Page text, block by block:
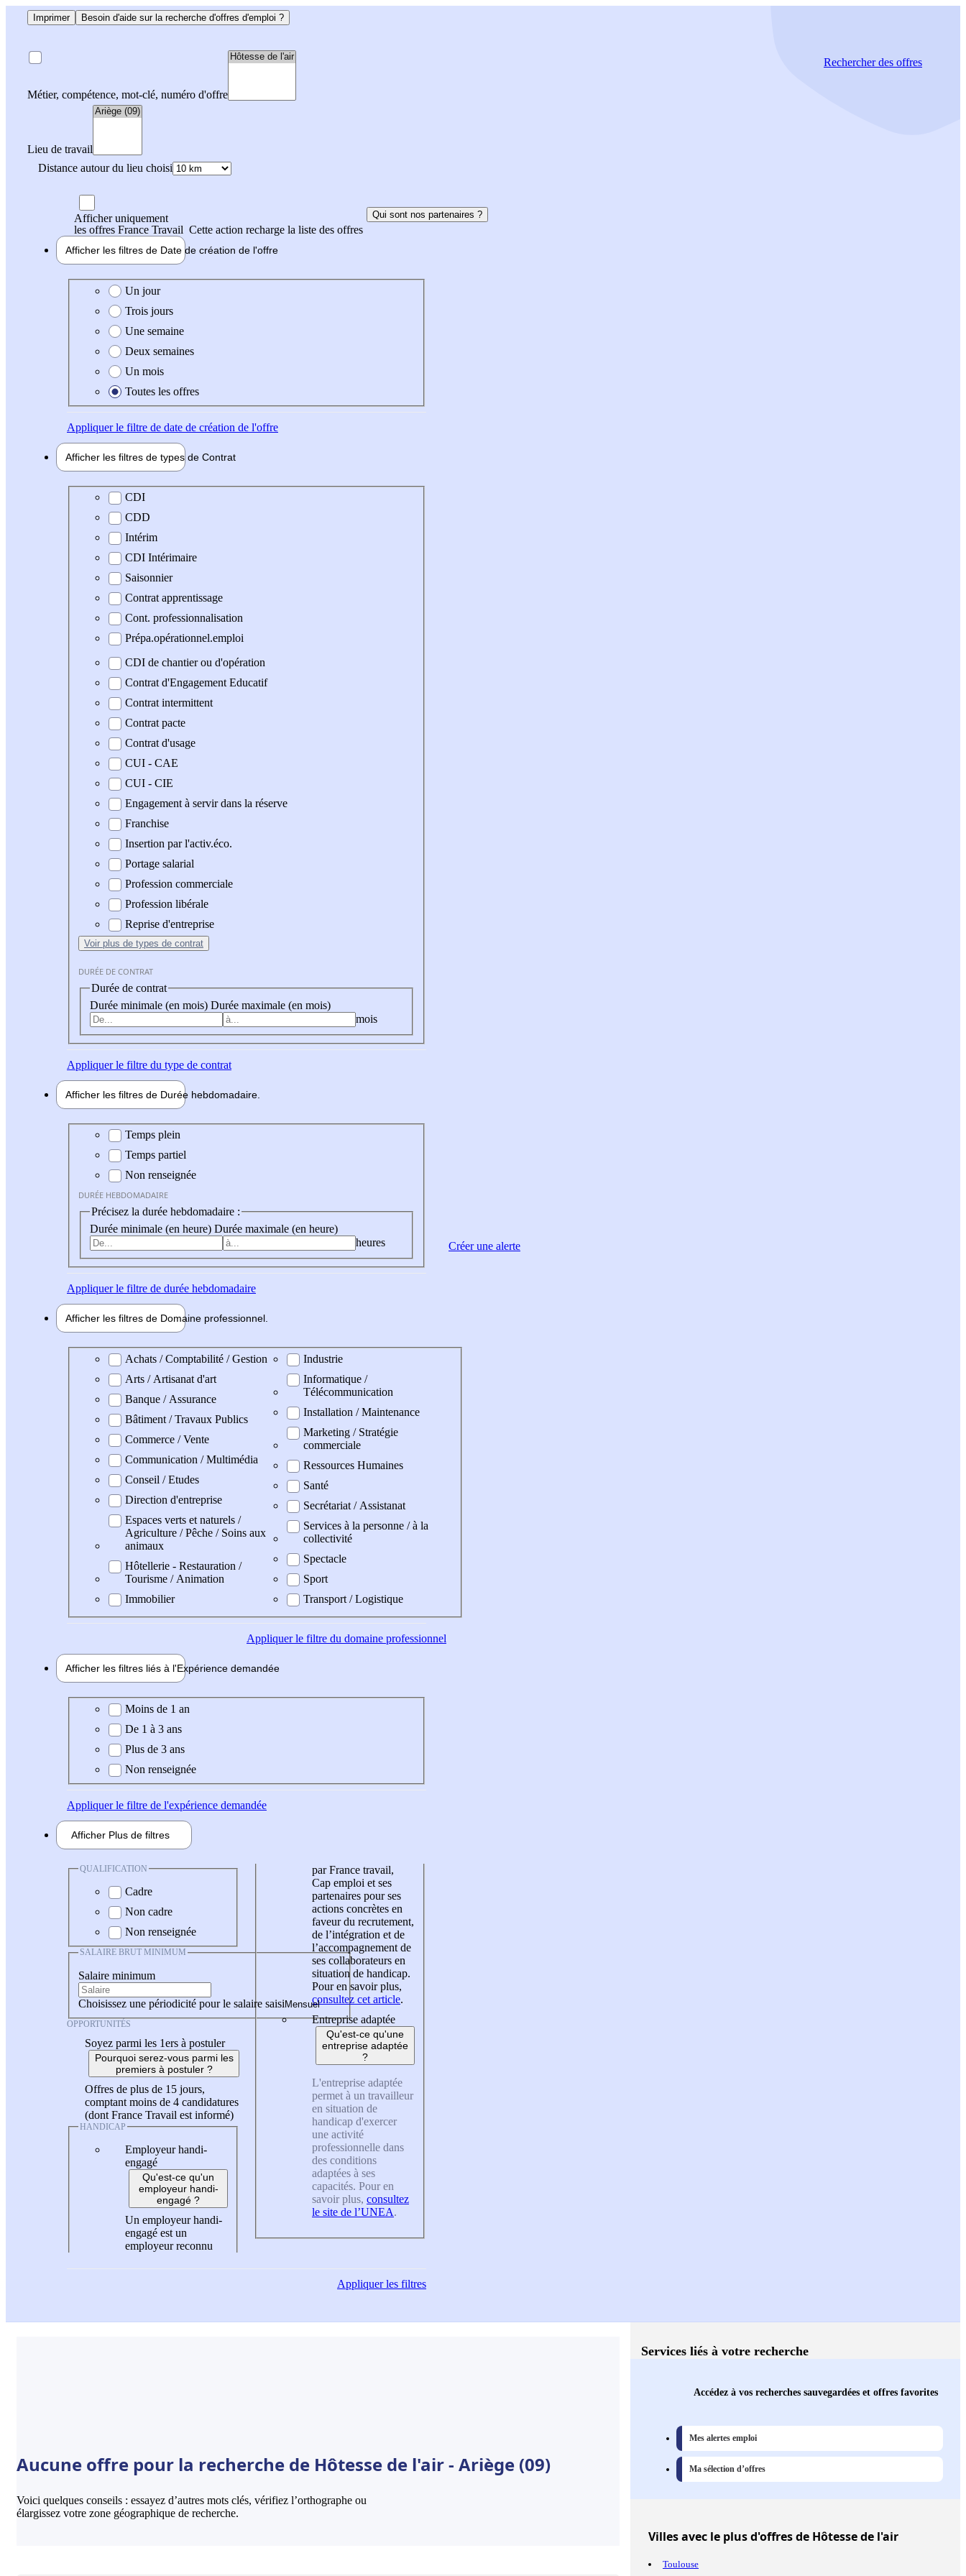
Imprimer Besoin d'aide sur la recherche d'offres d'emploi ?
Métier, compétence, mot-clé, numéro d'offre
Lieu de travail
Distance autour du lieu choisi
Rechercherdes offres
Afficher uniquement
les offres France Travail Cette action recharge la liste des offres
Qui sont nos partenaires ?
Afficher les filtres de Date de création de l'offre
Date de création de l'offre
Un jour
Trois jours
Une semaine
Deux semaines
Un mois
Toutes les offres
Appliquerle filtre de date de création de l'offre
Afficher les filtres de types de Contrat
Type de contrat
CDI
CDD
Intérim
CDI Intérimaire
Saisonnier
Contrat apprentissage
Cont. professionnalisation
Prépa.opérationnel.emploi
CDI de chantier ou d'opération
Contrat d'Engagement Educatif
Contrat intermittent
Contrat pacte
Contrat d'usage
CUI - CAE
CUI - CIE
Engagement à servir dans la réserve
Franchise
Insertion par l'activ.éco.
Portage salarial
Profession commerciale
Profession libérale
Reprise d'entreprise
Voir plus de types de contrat
DURÉE DE CONTRAT
Durée de contrat
Durée minimale (en mois) Durée maximale (en mois)
mois
Appliquerle filtre du type de contrat
Afficher les filtres de Durée hebdomadaire
Durée hebdomadaire
Temps plein
Temps partiel
Non renseignée
DURÉE HEBDOMADAIRE
Précisez la durée hebdomadaire :
Durée minimale (en heure) Durée maximale (en heure)
heures
Appliquerle filtre de durée hebdomadaire
Afficher les filtres de Domaine professionnel
Domaine professionel
Achats / Comptabilité / Gestion
Arts / Artisanat d'art
Banque / Assurance
Bâtiment / Travaux Publics
Commerce / Vente
Communication / Multimédia
Conseil / Etudes
Direction d'entreprise
Espaces verts et naturels /
Agriculture / Pêche / Soins aux
animaux
Hôtellerie - Restauration /
Tourisme / Animation
Immobilier
Industrie
Informatique /
Télécommunication
Installation / Maintenance
Marketing / Stratégie
commerciale
Ressources Humaines
Santé
Secrétariat / Assistanat
Services à la personne / à la
collectivité
Spectacle
Sport
Transport / Logistique
Appliquerle filtre du domaine professionnel
Afficher les filtres liés à l'Expérience demandée
Expérience demandée
Moins de 1 an
De 1 à 3 ans
Plus de 3 ans
Non renseignée
Appliquerle filtre de l'expérience demandée
Afficher Plus de filtres
QUALIFICATION
Cadre
Non cadre
Non renseignée
SALAIRE BRUT MINIMUM
Salaire minimum
Choisissez une périodicité pour le salaire saisi
OPPORTUNITÉS
Soyez parmi les 1ers à postuler
Pourquoi serez-vous parmi les
premiers à postuler ?
Offres de plus de 15 jours,
comptant moins de 4 candidatures
(dont France Travail est informé)
HANDICAP
Employeur handi-
engagé
Qu'est-ce qu'un
employeur handi-
engagé ?
Un employeur handi-
engagé est un
employeur reconnu
par France travail,
Cap emploi et ses
partenaires pour ses
actions concrètes en
faveur du recrutement,
de l’intégration et de
l’accompagnement de
ses collaborateurs en
situation de handicap.
Pour en savoir plus,
consultez cet article.
Entreprise adaptée
Qu'est-ce qu'une
entreprise adaptée
?
L'entreprise adaptée
permet à un travailleur
en situation de
handicap d'exercer
une activité
professionnelle dans
des conditions
adaptées à ses
capacités. Pour en
savoir plus, consultez
le site de l’UNEA.
Appliquerles filtres
Créer une alerte
Aucune offre pour la recherche de Hôtesse de l'air - Ariège (09)
Voici quelques conseils : essayez d’autres mots clés, vérifiez l’orthographe ou
élargissez votre zone géographique de recherche.
Services liés à votre recherche
Accédez à vos recherches sauvegardées et offres favorites
Mes alertes emploi
Ma sélection d’offres
Villesavec le plus d'offres de Hôtesse de l'air
Toulouse